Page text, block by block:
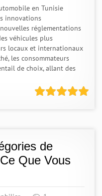
en Tunisie
innovations
réglementations
véhicules plus
locaux et internationaux
les consommateurs
de choix, allant des
de
Que Vous